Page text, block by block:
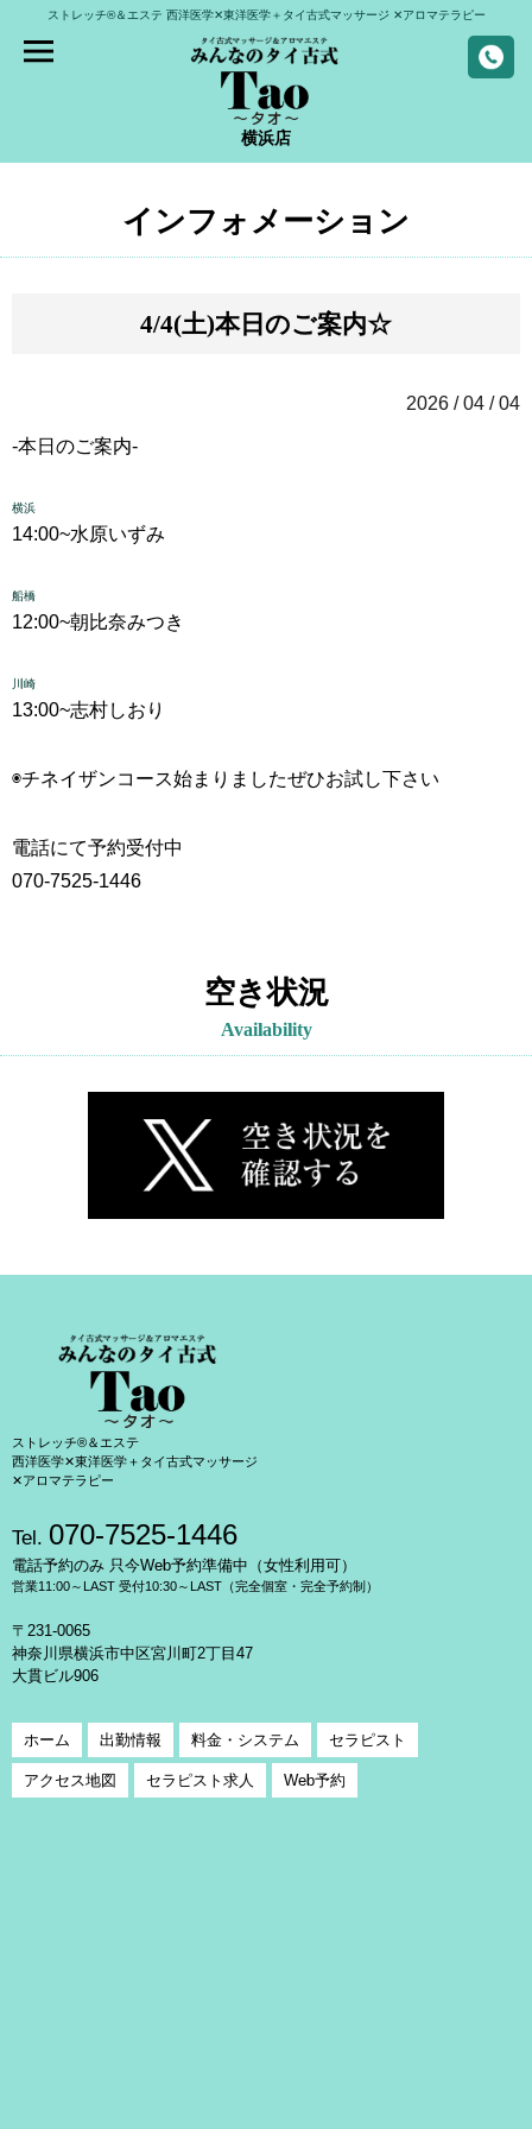
ストレッチ®＆エステ 西洋医学✕東洋医学＋タイ古式マッサージ ✕アロマテラピー
横浜店
インフォメーション
4/4(土)本日のご案内☆
2026 / 04 / 04
-本日のご案内-
横浜
14:00~水原いずみ
船橋
12:00~朝比奈みつき
川崎
13:00~志村しおり
◉チネイザンコース始まりましたぜひお試し下さい
電話にて予約受付中
070-7525-1446
空き状況
Availability
ストレッチ®＆エステ
西洋医学✕東洋医学＋タイ古式マッサージ
✕アロマテラピー
Tel. 070-7525-1446
電話予約のみ 只今Web予約準備中（女性利用可）
営業11:00～LAST 受付10:30～LAST（完全個室・完全予約制）
〒231-0065
神奈川県横浜市中区宮川町2丁目47
大貫ビル906
ホーム 出勤情報 料金・システム セラピスト
アクセス地図 セラピスト求人 Web予約